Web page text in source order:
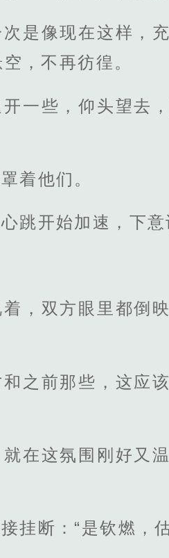
是像现在这样，
，不再彷徨。
一些，仰头望去
着他们。
跳开始加速，下意
，双方眼里都倒
之前那些，这应
在这氛围刚好又
挂断：“是钦燃，